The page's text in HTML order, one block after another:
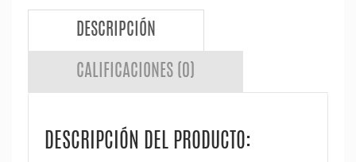
DESCRIPCIÓN
CALIFICACIONES (0)
DESCRIPCIÓN DEL PRODUCTO: